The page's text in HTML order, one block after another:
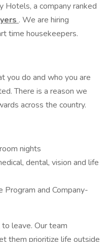
Hotels, a company ranked
. We are hiring
time housekeepers.
you do and who you are
There is a reason we
across the country.
nights
dental, vision and life
Program and Company-
leave. Our team
them prioritize life outside